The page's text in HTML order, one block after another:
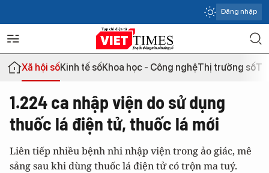
Đăng nhập
Xã hội sốKinh tế sốKhoa học - Công nghệThị trường số
1.224 ca nhập viện do sử dụng
thuốc lá điện tử, thuốc lá mới
Liên tiếp nhiều bệnh nhi nhập viện trong ảo giác, mê
sảng sau khi dùng thuốc lá điện tử có trộn ma tuý.